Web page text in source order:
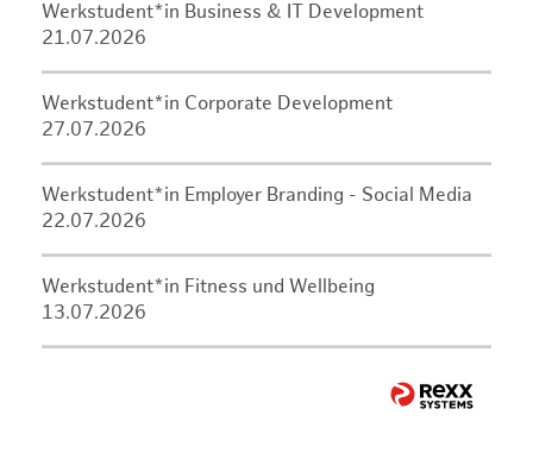
Werkstudent*in Business & IT Development
21.07.2026
Werkstudent*in Corporate Development
27.07.2026
Werkstudent*in Employer Branding - Social Media
22.07.2026
Werkstudent*in Fitness und Wellbeing
13.07.2026